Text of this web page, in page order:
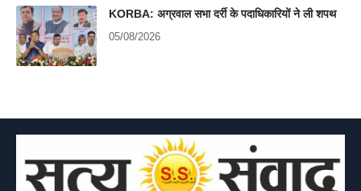
KORBA: अग्रवाल सभा दर्री के पदाधिकारियों ने ली शपथ
05/08/2026